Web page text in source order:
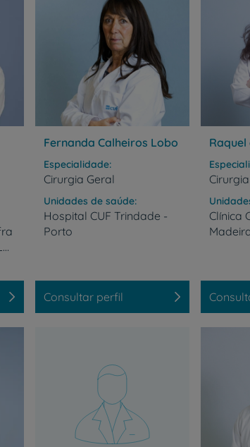
| Clínica CUF Quinta da Lomba - Barreiro | Hospital CUF Tejo - Lisboa | Hospital CUF Torres Vedras
Fernanda Calheiros Lobo
Especialidade
Cirurgia Geral
Unidades de saúde
Hospital CUF Trindade -
Porto
Consultar perfil
Raquel
Clínica